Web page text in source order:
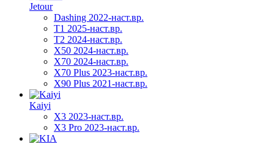
Jetour
Dashing 2022-наст.вр.
T1 2025-наст.вр.
T2 2024-наст.вр.
X50 2024-наст.вр.
X70 2024-наст.вр.
X70 Plus 2023-наст.вр.
X90 Plus 2021-наст.вр.
Kaiyi
X3 2023-наст.вр.
X3 Pro 2023-наст.вр.